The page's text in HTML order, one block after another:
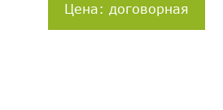
Цена: договорная